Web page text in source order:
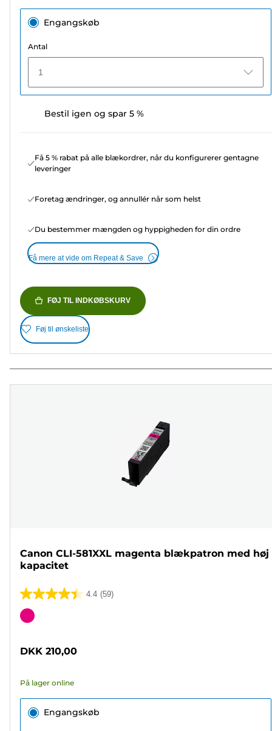
Engangskøb
Antal
1
Bestil igen og spar 5 %
Få 5 % rabat på alle blækordrer, når du konfigurerer gentagne
leveringer
Foretag ændringer, og annullér når som helst
Du bestemmer mængden og hyppigheden for din ordre
Få mere at vide om Repeat & Save
FØJ TIL INDKØBSKURV
Føj til ønskeliste
Canon CLI-581XXL magenta blækpatron med høj
kapacitet
4.4 (59)
4.4
ud
stjerner.
anmeldelser
Farvepatron
DKK 210,00
På lager online
Engangskøb